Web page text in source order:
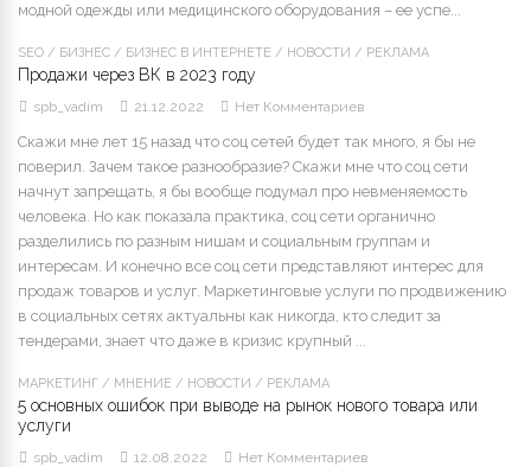
модной одежды или медицинского оборудования – ее успе...
SEO / БИЗНЕС / БИЗНЕС В ИНТЕРНЕТЕ / НОВОСТИ / РЕКЛАМА
Продажи через ВК в 2023 году
spb_vadim 21.12.2022 Нет Комментариев
Скажи мне лет 15 назад что соц сетей будет так много, я бы не
поверил. Зачем такое разнообразие? Скажи мне что соц сети
начнут запрещать, я бы вообще подумал про невменяемость
человека. Но как показала практика, соц сети органично
разделились по разным нишам и социальным группам и
интересам. И конечно все соц сети представляют интерес для
продаж товаров и услуг. Маркетинговые услуги по продвижению
в социальных сетях актуальны как никогда, кто следит за
тендерами, знает что даже в кризис крупный ...
МАРКЕТИНГ / МНЕНИЕ / НОВОСТИ / РЕКЛАМА
5 основных ошибок при выводе на рынок нового товара или
услуги
spb_vadim 12.08.2022 Нет Комментариев